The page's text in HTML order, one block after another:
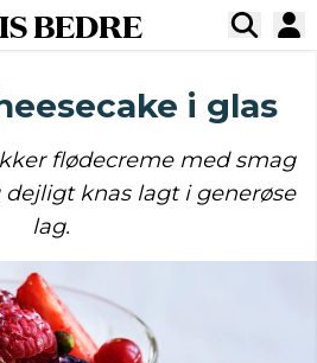
BEDRE
i glas
flødecreme med smag
knas lagt i generøse
lag.